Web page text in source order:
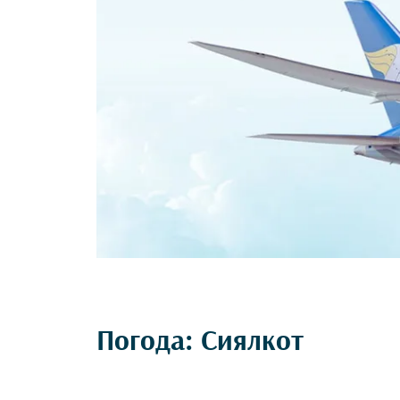
Погода: Сиялкот